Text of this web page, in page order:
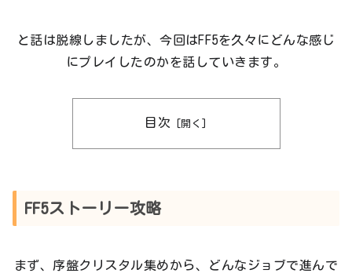
と話は脱線しましたが、今回はFF5を久々にどんな感じ
にプレイしたのかを話していきます。
目次
FF5ストーリー攻略
まず、序盤クリスタル集めから、どんなジョブで進んで